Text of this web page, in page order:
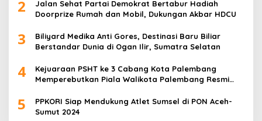
2
Jalan Sehat Partai Demokrat Bertabur Hadiah
Doorprize Rumah dan Mobil, Dukungan Akbar HDCU
3
Biliyard Medika Anti Gores, Destinasi Baru Biliar
Berstandar Dunia di Ogan Ilir, Sumatra Selatan
4
Kejuaraan PSHT ke 3 Cabang Kota Palembang
Memperebutkan Piala Walikota Palembang Resmi
5
PPKORI Siap Mendukung Atlet Sumsel di PON Aceh-
Sumut 2024